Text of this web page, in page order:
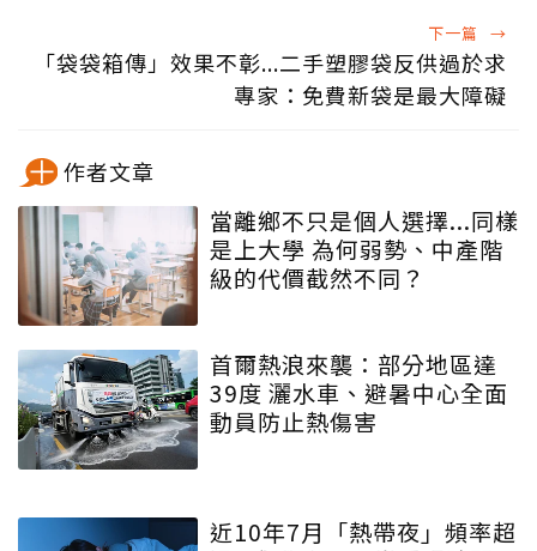
下一篇 →
「袋袋箱傳」效果不彰...二手塑膠袋反供過於求
專家：免費新袋是最大障礙
作者文章
當離鄉不只是個人選擇...同樣
是上大學 為何弱勢、中產階
級的代價截然不同？
首爾熱浪來襲：部分地區達
39度 灑水車、避暑中心全面
動員防止熱傷害
近10年7月「熱帶夜」頻率超